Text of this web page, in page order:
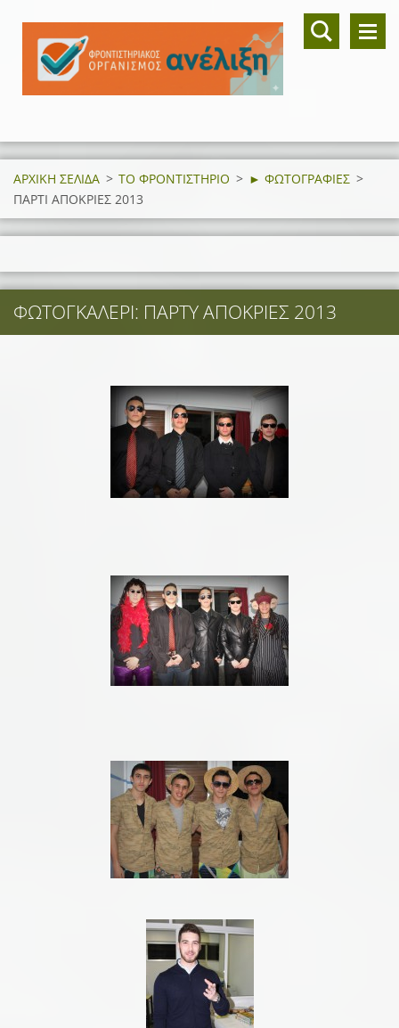
ΑΡΧΙΚΗ ΣΕΛΙΔΑ > ΤΟ ΦΡΟΝΤΙΣΤΗΡΙΟ > ► ΦΩΤΟΓΡΑΦΙΕΣ >
ΠΑΡΤΙ ΑΠΟΚΡΙΕΣ 2013
ΦΩΤΟΓΚΑΛΕΡΊ: ΠΑΡΤΥ ΑΠΟΚΡΙΕΣ 2013